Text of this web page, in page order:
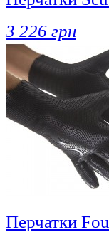
3 226 грн
Перчатки